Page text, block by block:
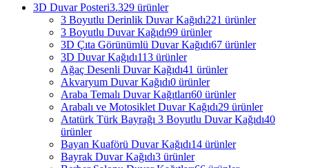
3D Duvar Posteri3.329 ürünler
3 Boyutlu Derinlik Duvar Kağıdı221 ürünler
3 Boyutlu Duvar Kağıdı99 ürünler
3D Çıta Görünümlü Duvar Kağıdı67 ürünler
3D Duvar Kağıdı113 ürünler
Ağaç Desenli Duvar Kağıdı41 ürünler
Akvaryum Duvar Kağıdı0 ürünler
Araba Temalı Duvar Kağıtları60 ürünler
Arabalı ve Motosiklet Duvar Kağıdı29 ürünler
Atatürk Türk Bayrağı 3 Boyutlu Duvar Kağıdı40
ürünler
Bayan Kuaförü Duvar Kağıdı14 ürünler
Bayrak Duvar Kağıdı3 ürünler